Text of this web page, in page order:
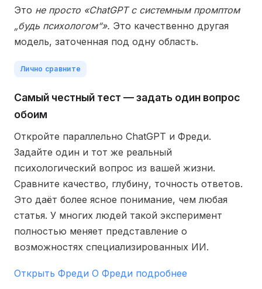
Это не просто «ChatGPT с системным промптом
„будь психологом“». Это качественно другая
модель, заточенная под одну область.
Лично сравните
Самый честный тест — задать один вопрос
обоим
Откройте параллельно ChatGPT и Фреди.
Задайте один и тот же реальный
психологический вопрос из вашей жизни.
Сравните качество, глубину, точность ответов.
Это даёт более ясное понимание, чем любая
статья. У многих людей такой эксперимент
полностью меняет представление о
возможностях специализированных ИИ.
Открыть Фреди О Фреди подробнее